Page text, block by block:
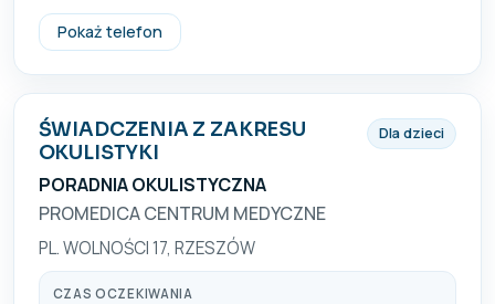
Pokaż telefon +48 17 850 93 40
ŚWIADCZENIA Z ZAKRESU
OKULISTYKI
PORADNIA OKULISTYCZNA
PROMEDICA CENTRUM MEDYCZNE
PL. WOLNOŚCI 17, RZESZÓW
Dla dzieci
CZAS OCZEKIWANIA